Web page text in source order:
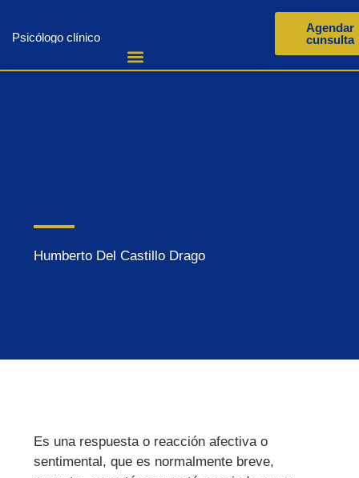
Psicólogo clínico
Agendar
cunsulta
Humberto Del Castillo Drago
Es una respuesta o reacción afectiva o
sentimental, que es normalmente breve,